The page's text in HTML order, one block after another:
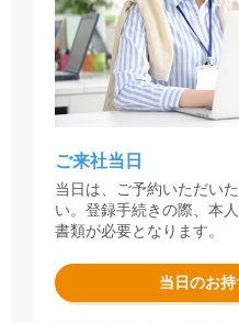
ご来社当日
当日は、ご予約いただい
い。登録手続きの際、本
書類が必要となります。
当日のお